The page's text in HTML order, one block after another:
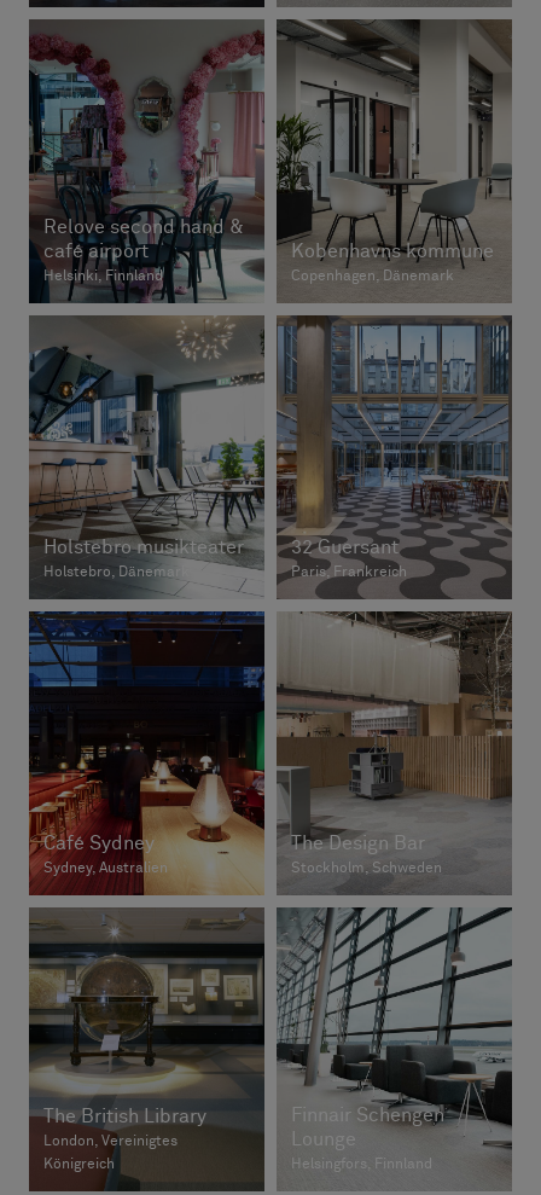
Relove second hand &
café airport
Helsinki, Finnland
Kobenhavns kommune
Copenhagen, Dänemark
Holstebro musikteater
Holstebro, Dänemark
32 Guersant
Paris, Frankreich
Café Sydney
Sydney, Australien
The Design Bar
Stockholm, Schweden
The British Library
London, Vereinigtes
Königreich
Finnair Schengen
Lounge
Helsingfors, Finnland